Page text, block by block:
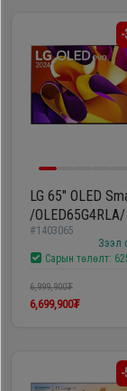
LG 65" OLED
/OLED65G4RLA/
#1403065
Зээл
Сарын төлөлт:
6,999,900₮
6,699,900₮